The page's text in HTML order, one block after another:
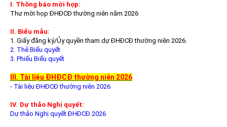
I. Thông báo mời họp:
Thư mời họp ĐHĐCĐ thường niên năm 2026
II. Biểu mẫu:
1. Giấy đăng ký/Ủy quyền tham dự ĐHĐCĐ thường niên 2026.
2. Thẻ Biểu quyết
3. Phiếu Biểu quyết
III. Tài liệu ĐHĐCĐ thường niên 2026
- Tài liệu ĐHĐCĐ thường niên 2026
IV. Dự thảo Nghị quyết:
Dự thảo Nghị quyết ĐHĐCĐ 2026